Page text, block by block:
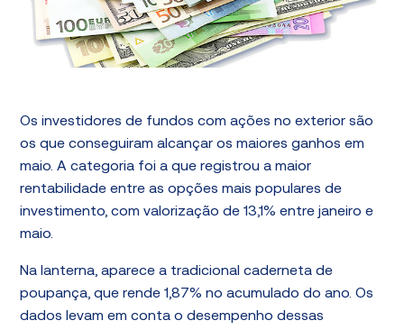
Os investidores de fundos com ações no exterior são
os que conseguiram alcançar os maiores ganhos em
maio. A categoria foi a que registrou a maior
rentabilidade entre as opções mais populares de
investimento, com valorização de 13,1% entre janeiro e
maio.
Na lanterna, aparece a tradicional caderneta de
poupança, que rende 1,87% no acumulado do ano. Os
dados levam em conta o desempenho dessas